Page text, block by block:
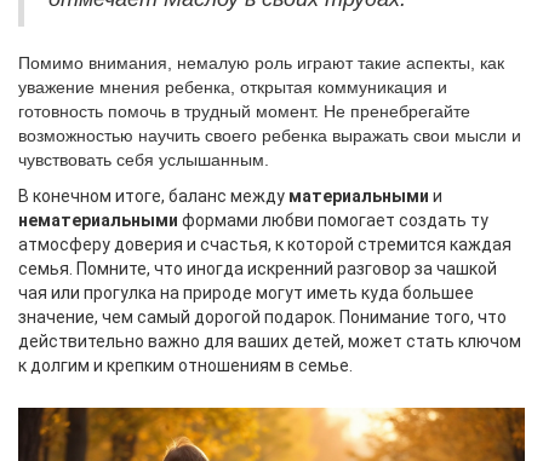
Помимо внимания, немалую роль играют такие аспекты, как
уважение мнения ребенка, открытая коммуникация и
готовность помочь в трудный момент. Не пренебрегайте
возможностью научить своего ребенка выражать свои мысли и
чувствовать себя услышанным.
В конечном итоге, баланс между материальными и
нематериальными формами любви помогает создать ту
атмосферу доверия и счастья, к которой стремится каждая
семья. Помните, что иногда искренний разговор за чашкой
чая или прогулка на природе могут иметь куда большее
значение, чем самый дорогой подарок. Понимание того, что
действительно важно для ваших детей, может стать ключом
к долгим и крепким отношениям в семье.